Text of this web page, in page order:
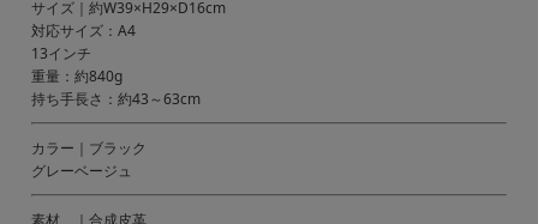
サイズ｜約W39×H29×D16cm
対応サイズ：A4
13インチ
重量：約840g
持ち手長さ：約43～63cm
カラー｜ブラック
グレーベージュ